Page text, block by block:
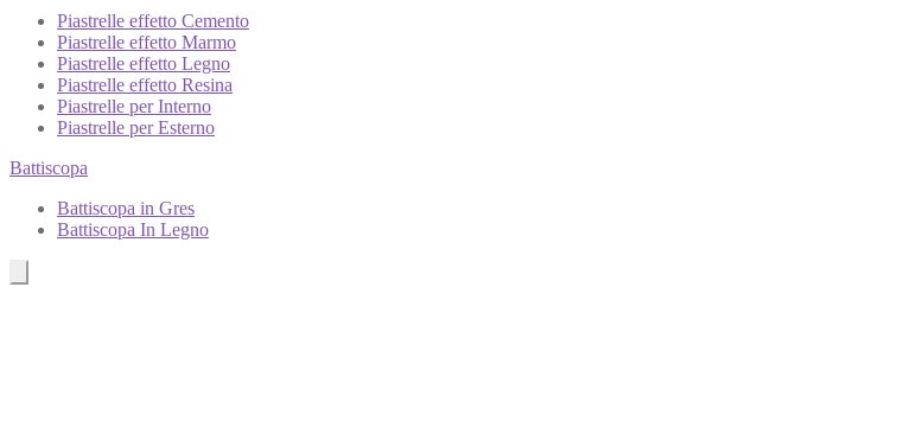
Piastrelle effetto Cemento
Piastrelle effetto Marmo
Piastrelle effetto Legno
Piastrelle effetto Resina
Piastrelle per Interno
Piastrelle per Esterno
Battiscopa
Battiscopa in Gres
Battiscopa In Legno